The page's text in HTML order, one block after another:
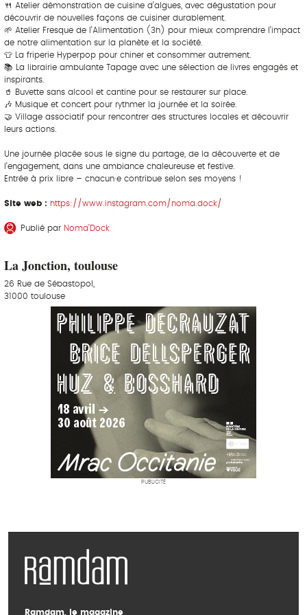
🍴 Atelier démonstration de cuisine d’algues, avec dégustation pour
découvrir de nouvelles façons de cuisiner durablement.
🌱 Atelier Fresque de l’Alimentation (3h) pour mieux comprendre l’impact
de notre alimentation sur la planète et la société.
👕 La friperie Hyperpop pour chiner et consommer autrement.
📚 La librairie ambulante Tapage avec une sélection de livres engagés et
inspirants.
🥤 Buvette sans alcool et cantine pour se restaurer sur place.
🎶 Musique et concert pour rythmer la journée et la soirée.
🤝 Village associatif pour rencontrer des structures locales et découvrir
leurs actions.
Une journée placée sous le signe du partage, de la découverte et de
l’engagement, dans une ambiance chaleureuse et festive.
Entrée à prix libre – chacun·e contribue selon ses moyens !
Site web : https://www.instagram.com/noma.dock/
Publié par Noma’Dock
La Jonction, toulouse
26 Rue de Sébastopol,
31000 toulouse
PUBLICITÉ
Ramdam, le magazine